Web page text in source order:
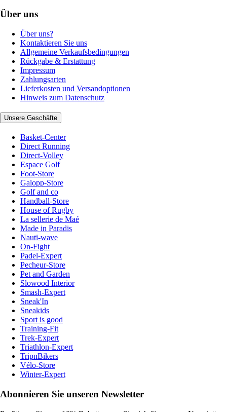
Über uns
Über uns?
Kontaktieren Sie uns
Allgemeine Verkaufsbedingungen
Rückgabe & Erstattung
Impressum
Zahlungsarten
Lieferkosten und Versandoptionen
Hinweis zum Datenschutz
Unsere Geschäfte
Basket-Center
Direct Running
Direct-Volley
Espace Golf
Foot-Store
Galopp-Store
Golf and co
Handball-Store
House of Rugby
La sellerie de Maé
Made in Paradis
Nauti-wave
On-Fight
Padel-Expert
Pecheur-Store
Pet and Garden
Slowood Interior
Smash-Expert
Sneak'In
Sneakids
Sport is good
Training-Fit
Trek-Expert
Triathlon-Expert
TripnBikers
Vélo-Store
Winter-Expert
Abonnieren Sie unseren Newsletter